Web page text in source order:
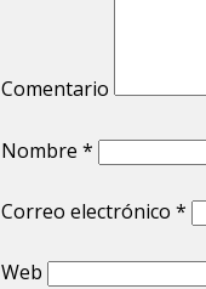
Comentario
Nombre *
Correo electrónico *
Web